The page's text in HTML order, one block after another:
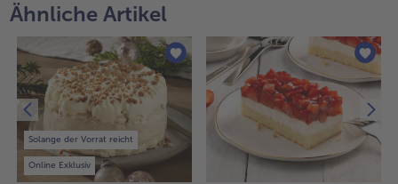
Ähnliche Artikel
Solange der Vorrat reicht
Online Exklusiv